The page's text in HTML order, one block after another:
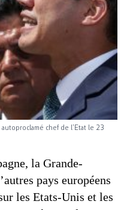
chef de l’Etat le 23
la Grande-
pays européens
les Etats-Unis et les